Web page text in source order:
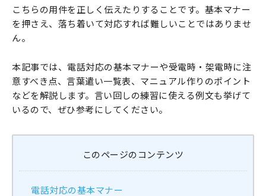
こちらの用件を正しく伝えたりすることです。基本マナー
を押さえ、落ち着いて対応すれば難しいことではありませ
ん。
本記事では、電話対応の基本マナーや受電時・架電時に注
意すべき点、言葉遣い一覧表、マニュアル作りのポイント
などを解説します。言い回しの練習に使える例文も挙げて
いるので、ぜひ参考にしてください。
このページのコンテンツ
電話対応の基本マナー